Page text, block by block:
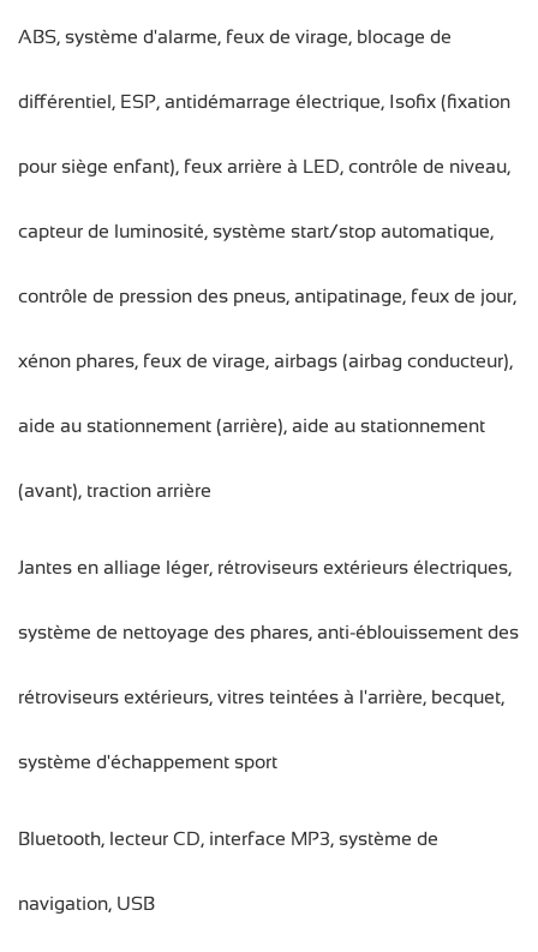
ABS, système d'alarme, feux de virage, blocage de
différentiel, ESP, antidémarrage électrique, Isofix (fixation
pour siège enfant), feux arrière à LED, contrôle de niveau,
capteur de luminosité, système start/stop automatique,
contrôle de pression des pneus, antipatinage, feux de jour,
xénon phares, feux de virage, airbags (airbag conducteur),
aide au stationnement (arrière), aide au stationnement
(avant), traction arrière
Jantes en alliage léger, rétroviseurs extérieurs électriques,
système de nettoyage des phares, anti-éblouissement des
rétroviseurs extérieurs, vitres teintées à l'arrière, becquet,
système d'échappement sport
Bluetooth, lecteur CD, interface MP3, système de
navigation, USB